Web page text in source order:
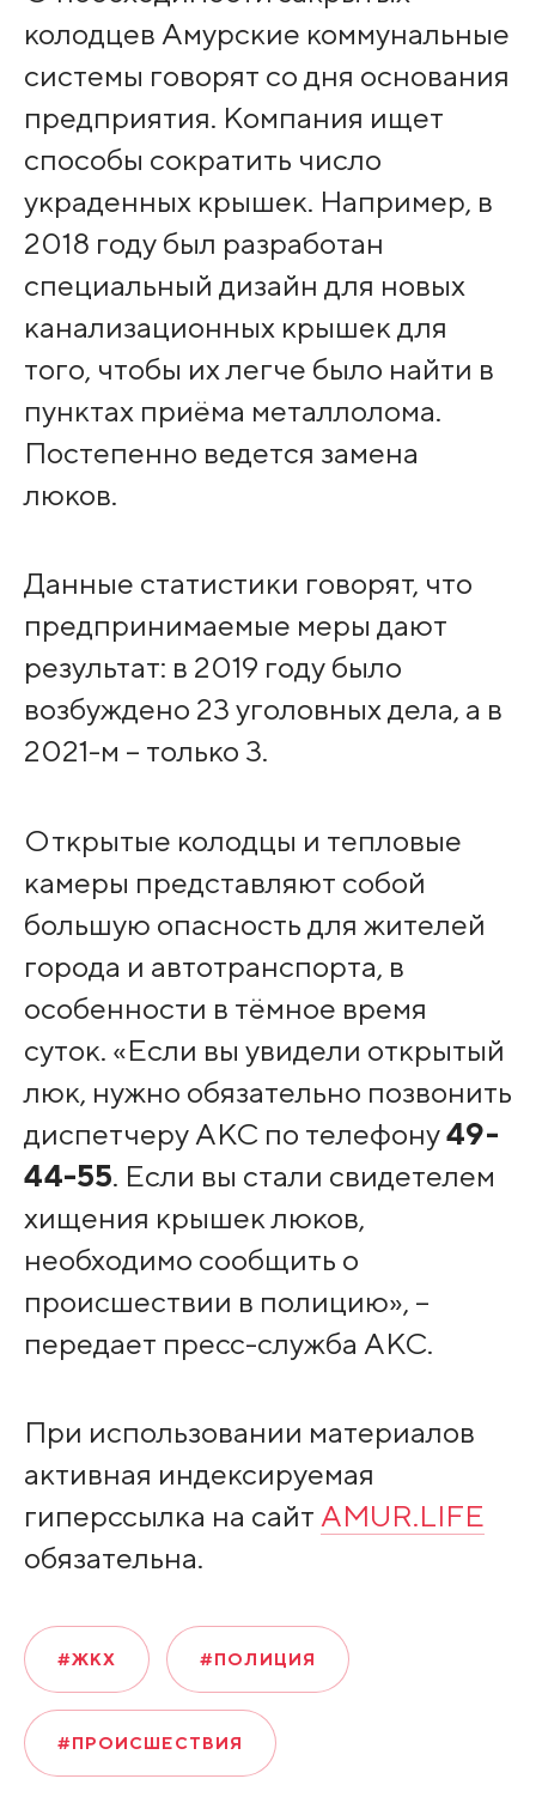
колодцев Амурские коммунальные
системы говорят со дня основания
предприятия. Компания ищет
способы сократить число
украденных крышек. Например, в
2018 году был разработан
специальный дизайн для новых
канализационных крышек для
того, чтобы их легче было найти в
пунктах приёма металлолома.
Постепенно ведется замена
люков.
Данные статистики говорят, что
предпринимаемые меры дают
результат: в 2019 году было
возбуждено 23 уголовных дела, а в
2021-м – только 3.
Открытые колодцы и тепловые
камеры представляют собой
большую опасность для жителей
города и автотранспорта, в
особенности в тёмное время
суток. «Если вы увидели открытый
люк, нужно обязательно позвонить
диспетчеру АКС по телефону49-
44-55. Если вы стали свидетелем
хищения крышек люков,
необходимо сообщить о
происшествии в полицию», –
передает пресс-служба АКС.
При использовании материалов
активная индексируемая
гиперссылка на сайт AMUR.LIFE
обязательна.
#ЖКХ #ПОЛИЦИЯ
#ПРОИСШЕСТВИЯ